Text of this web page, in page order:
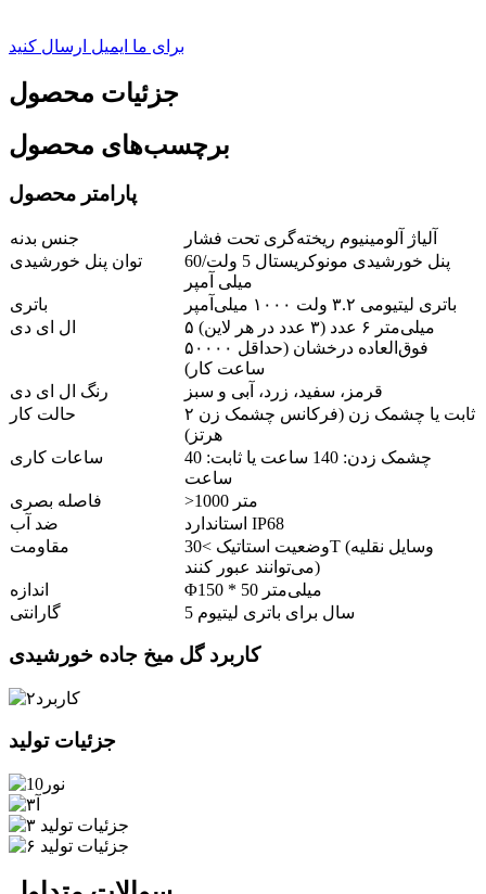
برای ما ایمیل ارسال کنید
جزئیات محصول
برچسب‌های محصول
پارامتر محصول
جنس بدنه
آلیاژ آلومینیوم ریخته‌گری تحت فشار
توان پنل خورشیدی
پنل خورشیدی مونوکریستال 5 ولت/60
میلی آمپر
باتری
باتری لیتیومی ۳.۲ ولت ۱۰۰۰ میلی‌آمپر
ال ای دی
۵ میلی‌متر ۶ عدد (۳ عدد در هر لاین)
فوق‌العاده درخشان (حداقل ۵۰۰۰۰
ساعت کار)
رنگ ال ای دی
قرمز، سفید، زرد، آبی و سبز
حالت کار
ثابت یا چشمک زن (فرکانس چشمک زن ۲
هرتز)
ساعات کاری
چشمک زدن: 140 ساعت یا ثابت: 40
ساعت
فاصله بصری
>1000 متر
ضد آب
استاندارد IP68
مقاومت
وضعیت استاتیک >30T (وسایل نقلیه
می‌توانند عبور کنند)
اندازه
Φ150 * 50 میلی‌متر
گارانتی
5 سال برای باتری لیتیوم
کاربرد گل میخ جاده خورشیدی
جزئیات تولید